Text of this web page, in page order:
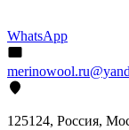
WhatsApp
125124, Россия,